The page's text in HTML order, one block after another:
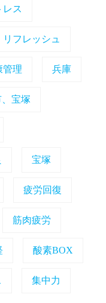
レス
リフレッシュ
管理 兵庫
宝塚
宝塚
疲労回復
筋肉疲労
酸素BOX
集中力